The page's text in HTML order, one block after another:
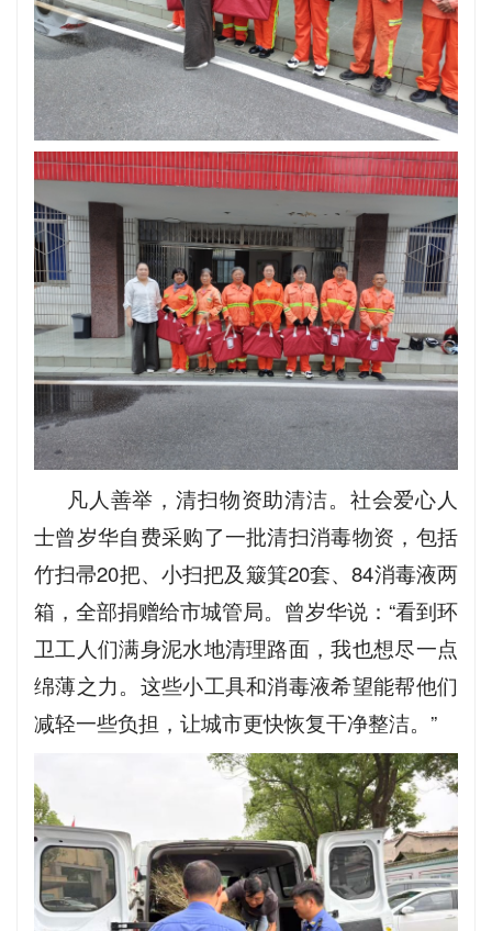
凡人善举，清扫物资助清洁。社会爱心人
士曾岁华自费采购了一批清扫消毒物资，包括
竹扫帚20把、小扫把及簸箕20套、84消毒液两
箱，全部捐赠给市城管局。曾岁华说：“看到环
卫工人们满身泥水地清理路面，我也想尽一点
绵薄之力。这些小工具和消毒液希望能帮他们
减轻一些负担，让城市更快恢复干净整洁。”